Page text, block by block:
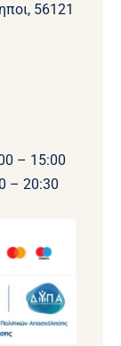
56121
– 15:00
– 20:30